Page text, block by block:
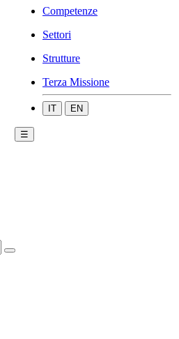
Competenze
Settori
Strutture
Terza Missione
IT EN
☰